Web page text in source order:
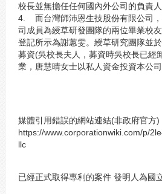
校長並無擔任任何國內外公司的負責人
4. 而台灣師沛恩生技股份有限公司
司成員為綬草研發團隊的兩位畢業校
登記所示為謝蕙雯。綬草研究團隊並
募資(吳校長夫人，募資時吳校長已經
業，唐慧晴女士以私人資金投資本公
媒體引用錯誤的網站連結(非政府官方)
https://www.corporationwiki.com/p/
llc
已經正式取得專利的案件 發明人為國